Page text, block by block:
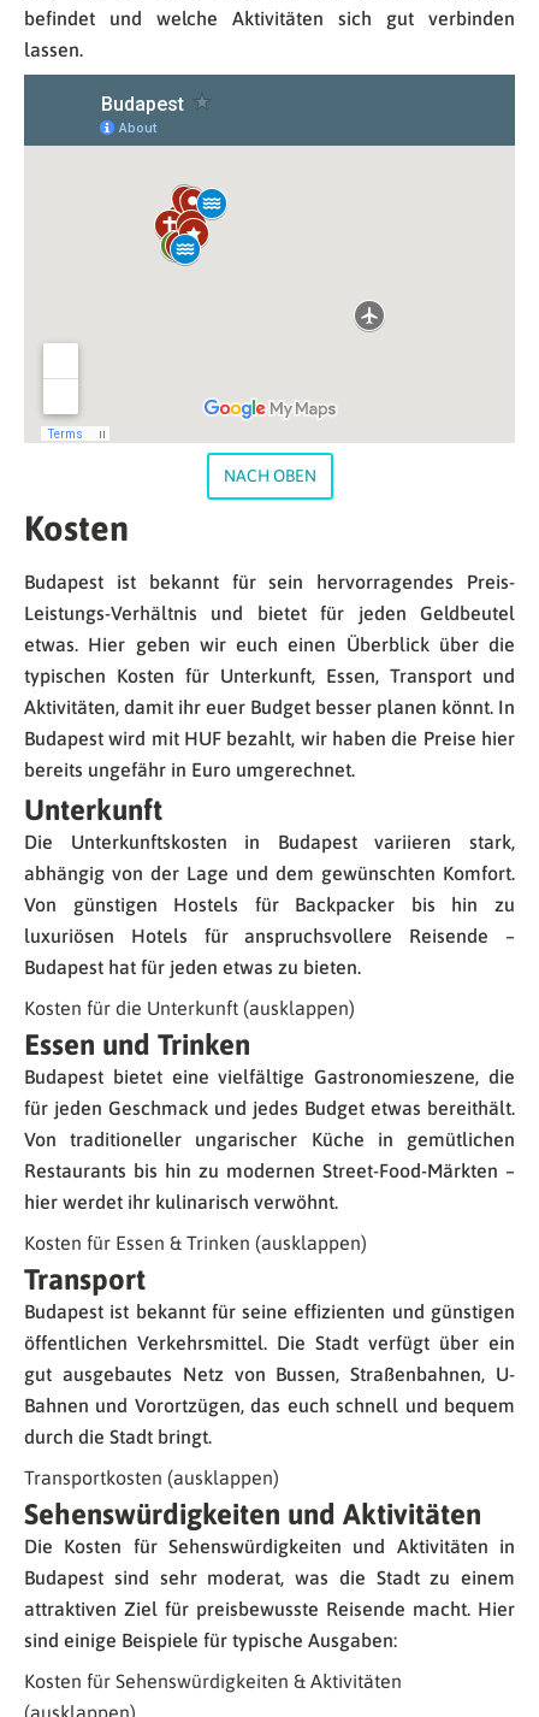
befindet und welche Aktivitäten sich gut verbinden
lassen.
NACH OBEN
Kosten
Budapest ist bekannt für sein hervorragendes Preis-
Leistungs-Verhältnis und bietet für jeden Geldbeutel
etwas. Hier geben wir euch einen Überblick über die
typischen Kosten für Unterkunft, Essen, Transport und
Aktivitäten, damit ihr euer Budget besser planen könnt. In
Budapest wird mit HUF bezahlt, wir haben die Preise hier
bereits ungefähr in Euro umgerechnet.
Unterkunft
Die Unterkunftskosten in Budapest variieren stark,
abhängig von der Lage und dem gewünschten Komfort.
Von günstigen Hostels für Backpacker bis hin zu
luxuriösen Hotels für anspruchsvollere Reisende –
Budapest hat für jeden etwas zu bieten.
Kosten für die Unterkunft (ausklappen)
Essen und Trinken
Budapest bietet eine vielfältige Gastronomieszene, die
für jeden Geschmack und jedes Budget etwas bereithält.
Von traditioneller ungarischer Küche in gemütlichen
Restaurants bis hin zu modernen Street-Food-Märkten –
hier werdet ihr kulinarisch verwöhnt.
Kosten für Essen & Trinken (ausklappen)
Transport
Budapest ist bekannt für seine effizienten und günstigen
öffentlichen Verkehrsmittel. Die Stadt verfügt über ein
gut ausgebautes Netz von Bussen, Straßenbahnen, U-
Bahnen und Vorortzügen, das euch schnell und bequem
durch die Stadt bringt.
Transportkosten (ausklappen)
Sehenswürdigkeiten und Aktivitäten
Die Kosten für Sehenswürdigkeiten und Aktivitäten in
Budapest sind sehr moderat, was die Stadt zu einem
attraktiven Ziel für preisbewusste Reisende macht. Hier
sind einige Beispiele für typische Ausgaben:
Kosten für Sehenswürdigkeiten & Aktivitäten